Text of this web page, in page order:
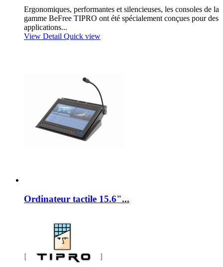
Ergonomiques, performantes et silencieuses, les consoles de la
gamme BeFree TIPRO ont été spécialement conçues pour des
applications...
View Detail Quick view
Ordinateur tactile 15.6"...